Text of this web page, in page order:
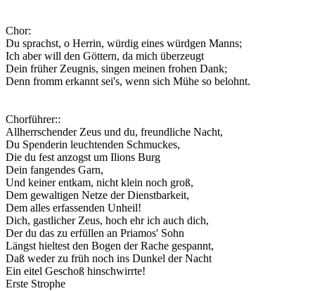
Chor:
Du sprachst, o Herrin, würdig eines würdgen Manns;
Ich aber will den Göttern, da mich überzeugt
Dein früher Zeugnis, singen meinen frohen Dank;
Denn fromm erkannt sei's, wenn sich Mühe so belohnt.
Chorführer::
Allherrschender Zeus und du, freundliche Nacht,
Du Spenderin leuchtenden Schmuckes,
Die du fest anzogst um Ilions Burg
Dein fangendes Garn,
Und keiner entkam, nicht klein noch groß,
Dem gewaltigen Netze der Dienstbarkeit,
Dem alles erfassenden Unheil!
Dich, gastlicher Zeus, hoch ehr ich auch dich,
Der du das zu erfüllen an Priamos' Sohn
Längst hieltest den Bogen der Rache gespannt,
Daß weder zu früh noch ins Dunkel der Nacht
Ein eitel Geschoß hinschwirrte!
Erste Strophe